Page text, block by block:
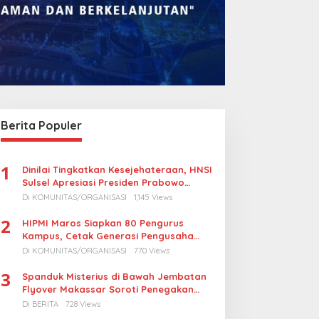
Sulselbar Bantu Dump
Lomba Rakyat Gelar
Berita Populer
1
Dinilai Tingkatkan Kesejehateraan, HNSI
Sulsel Apresiasi Presiden Prabowo
Turunkan Harga BBM Nelayan
Di KOMUNITAS/ORGANISASI 1,145 Views
2
HIPMI Maros Siapkan 80 Pengurus
Kampus, Cetak Generasi Pengusaha
Muda
Di KOMUNITAS/ORGANISASI 770 Views
3
Spanduk Misterius di Bawah Jembatan
Flyover Makassar Soroti Penegakan
Hukum Kasus Korupsi
Di BERITA 728 Views